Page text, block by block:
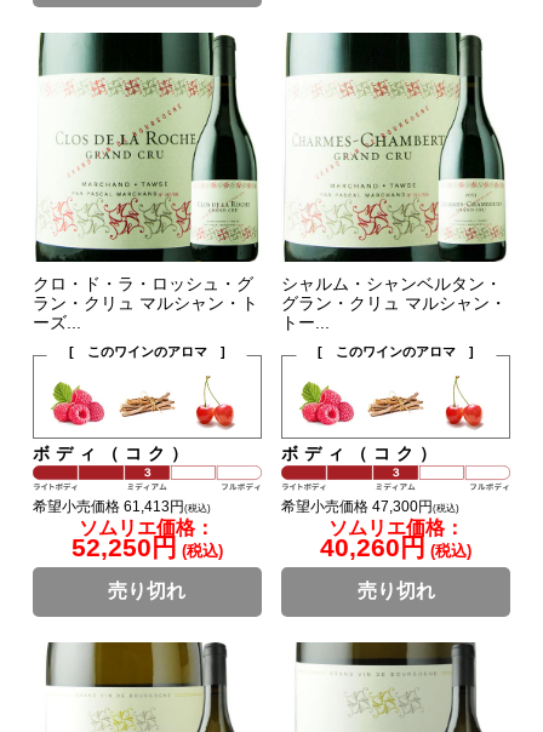
クロ・ド・ラ・ロッシュ・グ
ラン・クリュ マルシャン・ト
ーズ...
[ このワインのアロマ ]
ボディ（コク）
希望小売価格 61,413円 (税込)
ソムリエ価格：
52,250円 (税込)
売り切れ
シャルム・シャンベルタン・
グラン・クリュ マルシャン・
トー...
[ このワインのアロマ ]
ボディ（コク）
希望小売価格 47,300円(税込)
ソムリエ価格：
40,260円 (税込)
売り切れ